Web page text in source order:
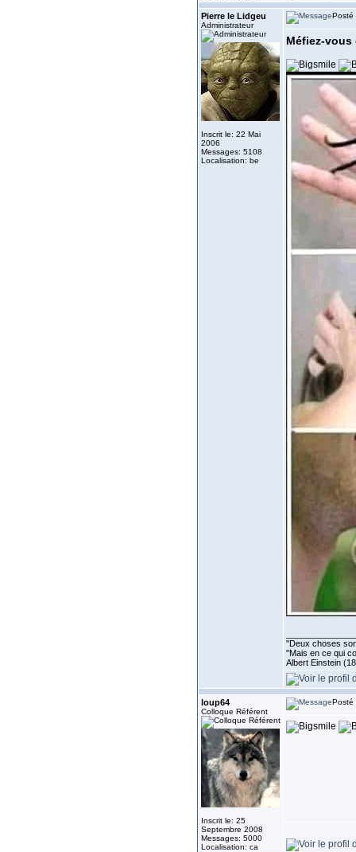
Pierre le Lidgeu
Administrateur
Inscrit le: 22 Mai
2006
Messages: 5108
Localisation: be
Posté
Méfiez-
''Deux choses
"Mais en ce qui
Albert Einstein
loup64
Colloque Référent
Inscrit le: 25
Septembre 2008
Messages: 5000
Localisation: ca
Posté